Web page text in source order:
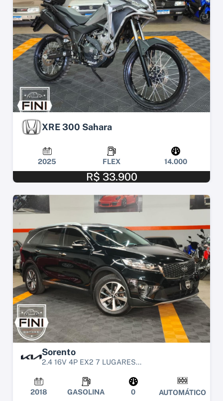
XRE 300 Sahara
2025 FLEX 14.000
R$ 33.900
Sorento
2.4 16V 4P EX2 7 LUGARES...
2018 GASOLINA 0 AUTOMÁTICO